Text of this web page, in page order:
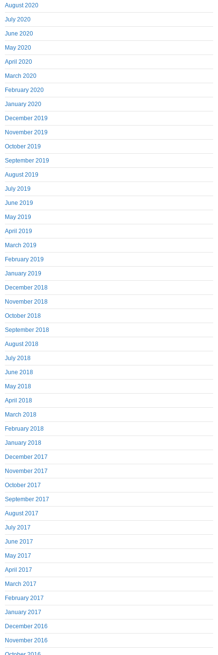
August 2020
July 2020
June 2020
May 2020
April 2020
March 2020
February 2020
January 2020
December 2019
November 2019
October 2019
September 2019
August 2019
July 2019
June 2019
May 2019
April 2019
March 2019
February 2019
January 2019
December 2018
November 2018
October 2018
September 2018
August 2018
July 2018
June 2018
May 2018
April 2018
March 2018
February 2018
January 2018
December 2017
November 2017
October 2017
September 2017
August 2017
July 2017
June 2017
May 2017
April 2017
March 2017
February 2017
January 2017
December 2016
November 2016